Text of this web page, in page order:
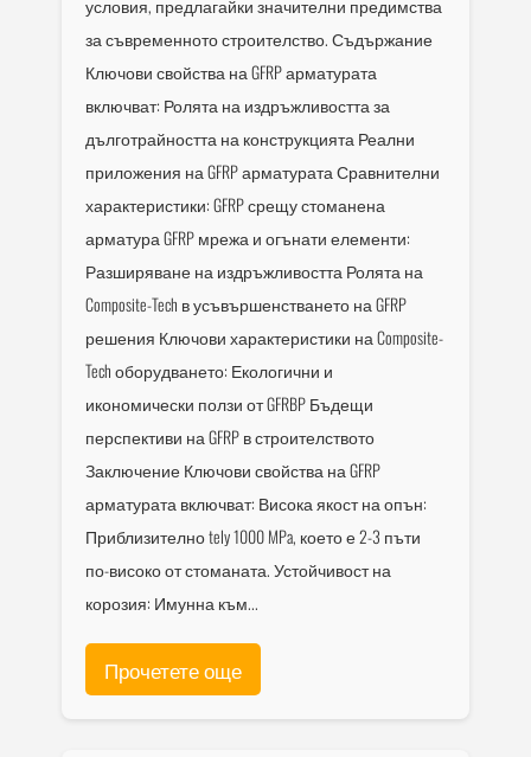
за съвременното строителство. Съдържание
Ключови свойства на GFRP арматурата
включват: Ролята на издръжливостта за
дълготрайността на конструкцията Реални
приложения на GFRP арматурата Сравнителни
характеристики: GFRP срещу стоманена
арматура GFRP мрежа и огънати елементи:
Разширяване на издръжливостта Ролята на
Composite-Tech в усъвършенстването на GFRP
решения Ключови характеристики на Composite-
Tech оборудването: Екологични и
икономически ползи от GFRBP Бъдещи
перспективи на GFRP в строителството
Заключение Ключови свойства на GFRP
арматурата включват: Висока якост на опън:
Приблизително tely 1000 MPa, което е 2-3 пъти
по-високо от стоманата. Устойчивост на
корозия: Имунна към...
Прочетете още